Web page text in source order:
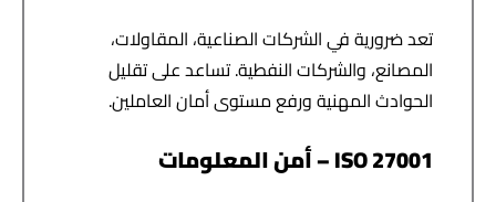
تعد ضرورية في الشركات الصناعية، المقاولات،
المصانع، والشركات النفطية. تساعد على تقليل
الحوادث المهنية ورفع مستوى أمان العاملين.
ISO 27001 – أمن المعلومات